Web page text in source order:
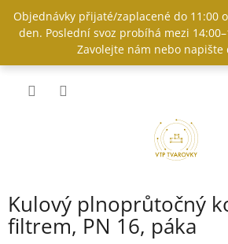
obsah
Objednávky přijaté/zaplacené do 11:00
den. Poslední svoz probíhá mezi
Zavolejte nám nebo napište
Kulový plnoprůtočný
filtrem, PN 16, páka